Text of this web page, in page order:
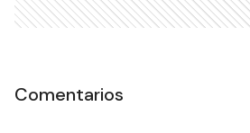
Comentarios